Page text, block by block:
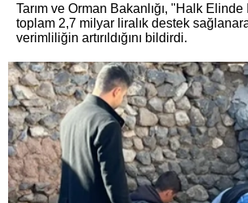
Tarım ve Orman Bakanlığı, "Halk
toplam 2,7 milyar liralık destek
verimliliğin artırıldığını bildirdi.